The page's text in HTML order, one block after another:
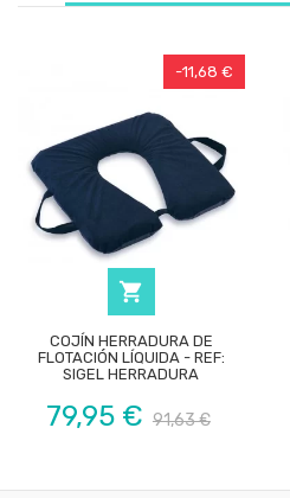
-11,68 €

COJÍN HERRADURA DE
FLOTACIÓN LÍQUIDA - REF:
SIGEL HERRADURA
Precio
79,95 €
base
91,63 €